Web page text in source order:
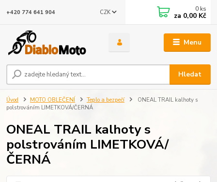
Menu
CZK
Hledat
+420 774 641 904 0 ks
za 0,00 Kč
Úvod MOTO OBLEČENÍ Teplo a bezpečí
ONEAL TRAIL kalhoty s
polstrováním LIMETKOVÁ/ČERNÁ
ONEAL TRAIL kalhoty s
polstrováním LIMETKOVÁ/
ČERNÁ